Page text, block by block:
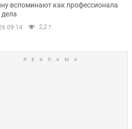
вспоминают как профессионала
дела
09:14 2,2 т.